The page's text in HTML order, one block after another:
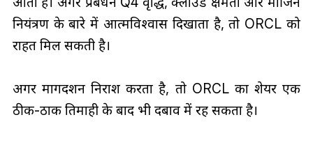
नियंत्रण के बारे में आत्मविश्वास दिखाता है, तो ORCL को
राहत मिल सकती है।
अगर मार्गदर्शन निराश करता है, तो ORCL का शेयर एक
ठीक-ठाक तिमाही के बाद भी दबाव में रह सकता है।